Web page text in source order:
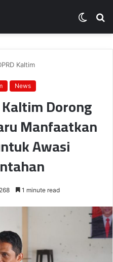
Switch
skin
Kaltim
News
Dorong
Manfaatkan
Awasi
268 1 minute read